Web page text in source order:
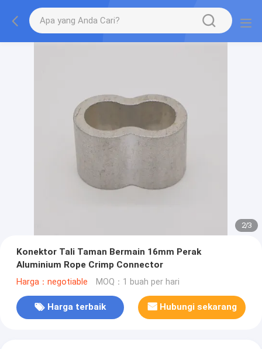
2/3
Konektor Tali Taman Bermain 16mm Perak
Aluminium Rope Crimp Connector
Harga：negotiable MOQ：1 buah per hari
Harga terbaik Hubungi sekarang